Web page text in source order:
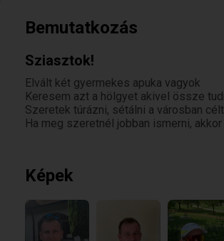
Bemutatkozás
Sziasztok!
Elvált két gyermekes apuka vagyok
Keresem azt a hölgyet akivel össze
Szeretek túrázni, sétálni a városban
Ha meg szeretnél jobban ismerni,
Képek